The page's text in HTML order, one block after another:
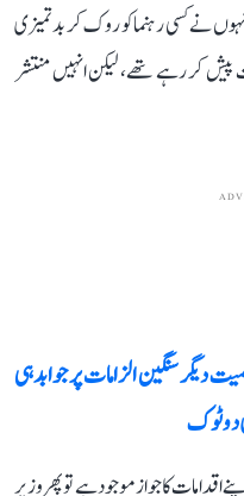
نے کسی رہنما کو روک کر بدتمیزی
پیش کر رہے تھے، لیکن انہیں منتشر
دیگر سنگین الزامات پر جوابدہی
دو ٹوک
کا جواز موجود ہے تو پھر وزیر